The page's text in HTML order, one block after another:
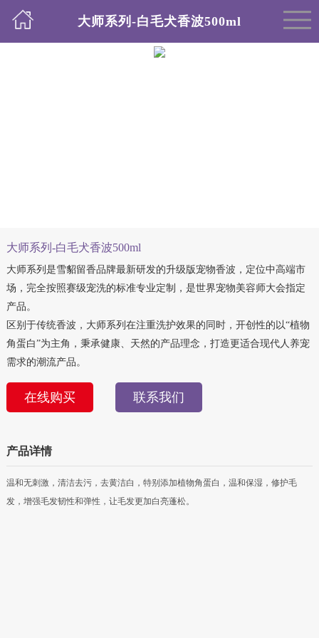
大师系列-白毛犬香波500ml
大师系列-白毛犬香波500ml
大师系列是雪貂留香品牌最新研发的升级版宠物香波，定位中高端市
场，完全按照赛级宠洗的标准专业定制，是世界宠物美容师大会指定
产品。
区别于传统香波，大师系列在注重洗护效果的同时，开创性的以“植物
角蛋白”为主角，秉承健康、天然的产品理念，打造更适合现代人养宠
需求的潮流产品。
在线购买 联系我们
产品详情
温和无刺激，清洁去污，去黄洁白，特别添加植物角蛋白，温和保湿，修护毛
发，增强毛发韧性和弹性，让毛发更加白亮蓬松。